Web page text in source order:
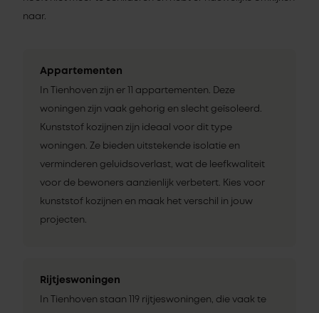
naar.
Appartementen
In Tienhoven zijn er 11 appartementen. Deze
woningen zijn vaak gehorig en slecht geïsoleerd.
Kunststof kozijnen zijn ideaal voor dit type
woningen. Ze bieden uitstekende isolatie en
verminderen geluidsoverlast, wat de leefkwaliteit
voor de bewoners aanzienlijk verbetert. Kies voor
kunststof kozijnen en maak het verschil in jouw
projecten.
Rijtjeswoningen
In Tienhoven staan 119 rijtjeswoningen, die vaak te